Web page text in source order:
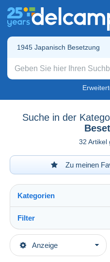
1945 Japanisch Besetzung
Suche in der
32 Artikel
Zu meinen
Anzeige
Kategorien
Hauptkategorien
Filter
Art der Verkäufe
Laufende Angebote